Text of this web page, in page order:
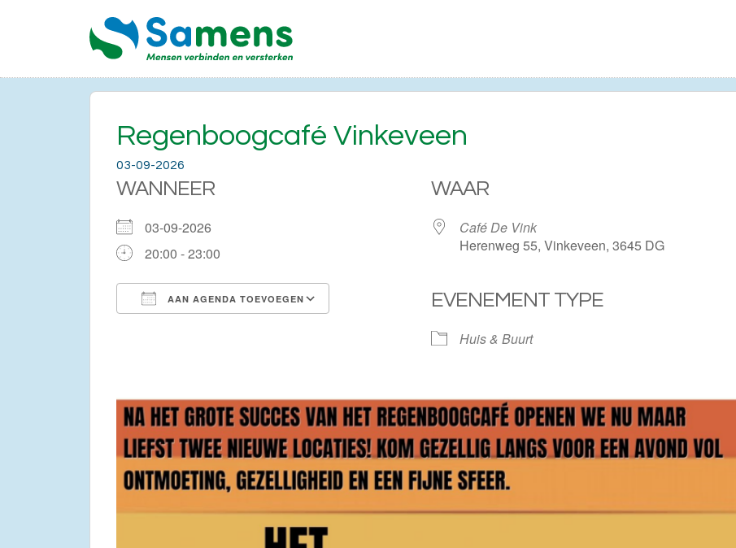
Regenboogcafé Vinkeveen
03-09-2026
WANNEER
03-09-2026
20:00 - 23:00
AAN AGENDA TOEVOEGEN
Google Calendar
WAAR
Café De Vink
Herenweg 55, Vinkeveen, 3645 DG
EVENEMENT TYPE
Huis & Buurt